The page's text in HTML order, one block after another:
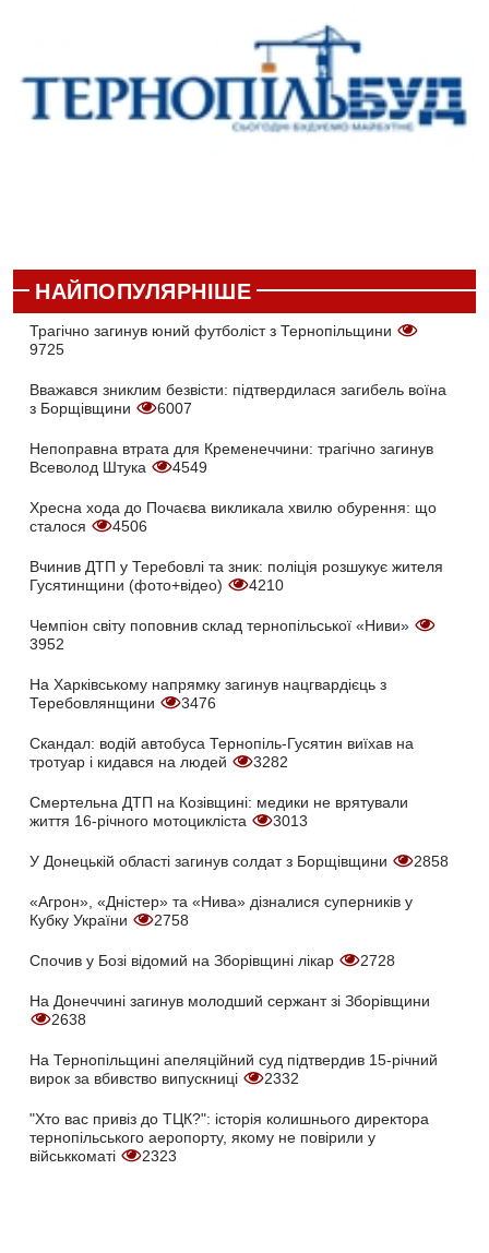
НАЙПОПУЛЯРНІШЕ
Трагічно загинув юний футболіст з Тернопільщини
9725
Вважався зниклим безвісти: підтвердилася загибель воїна
з Борщівщини
6007
Непоправна втрата для Кременеччини: трагічно загинув
Всеволод Штука
4549
Хресна хода до Почаєва викликала хвилю обурення: що
сталося
4506
Вчинив ДТП у Теребовлі та зник: поліція розшукує жителя
Гусятинщини (фото+відео)
4210
Чемпіон світу поповнив склад тернопільської «Ниви»
3952
На Харківському напрямку загинув нацгвардієць з
Теребовлянщини
3476
Скандал: водій автобуса Тернопіль-Гусятин виїхав на
тротуар і кидався на людей
3282
Смертельна ДТП на Козівщині: медики не врятували
життя 16-річного мотоцикліста
3013
У Донецькій області загинув солдат з Борщівщини 2858
«Агрон», «Дністер» та «Нива» дізналися суперників у
Кубку України
2758
Спочив у Бозі відомий на Зборівщині лікар 2728
На Донеччині загинув молодший сержант зі Зборівщини
2638
На Тернопільщині апеляційний суд підтвердив 15-річний
вирок за вбивство випускниці
2332
"Хто вас привіз до ТЦК?": історія колишнього директора
тернопільського аеропорту, якому не повірили у
військкоматі
2323